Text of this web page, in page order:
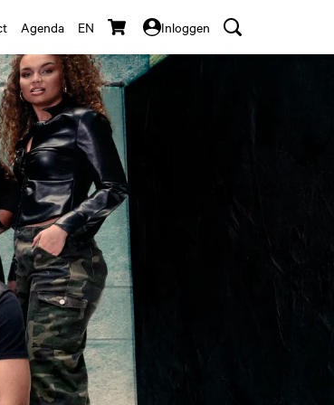
Agenda EN Inloggen